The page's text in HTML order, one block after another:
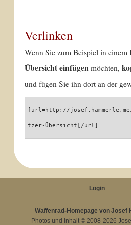
Verlinken
Wenn Sie zum Beispiel in
Übersicht einfügen möchten,
und fügen Sie ihn dort an der
[url=http://
tzer-Übersicht[/url]
Login
Waffenrad-Homepage von Josef
Photos und Inhalt © 2008-2026